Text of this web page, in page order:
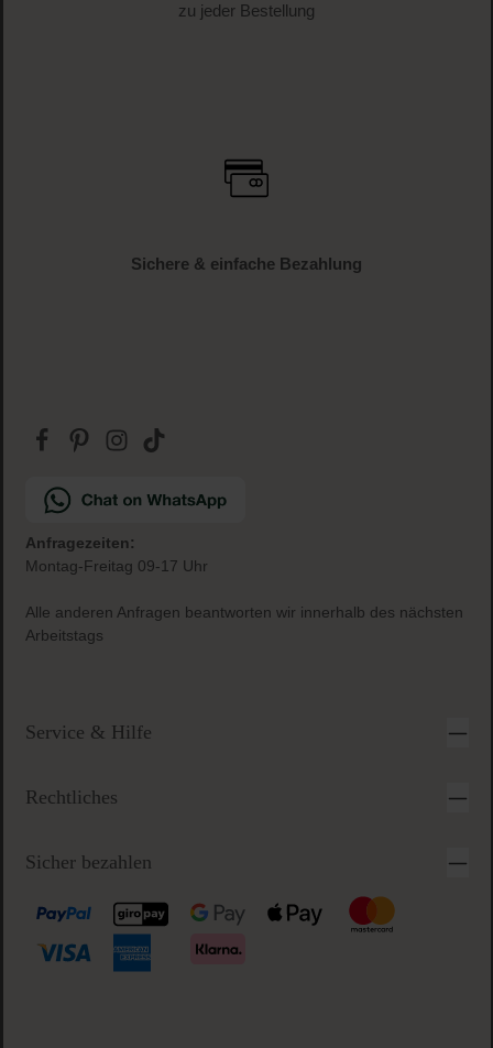
zu jeder Bestellung
Sichere & einfache Bezahlung
Anfragezeiten:
Montag-Freitag 09-17 Uhr
Alle anderen Anfragen beantworten wir innerhalb des nächsten
Arbeitstags
Service & Hilfe
Rechtliches
Sicher bezahlen